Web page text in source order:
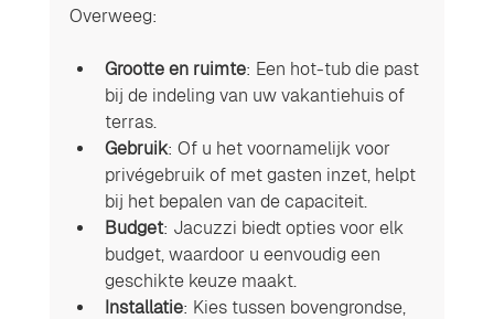
Overweeg:
Grootte en ruimte: Een hot-tub die past
bij de indeling van uw vakantiehuis of
terras.
Gebruik: Of u het voornamelijk voor
privégebruik of met gasten inzet, helpt
bij het bepalen van de capaciteit.
Budget: Jacuzzi biedt opties voor elk
budget, waardoor u eenvoudig een
geschikte keuze maakt.
Installatie: Kies tussen bovengrondse,